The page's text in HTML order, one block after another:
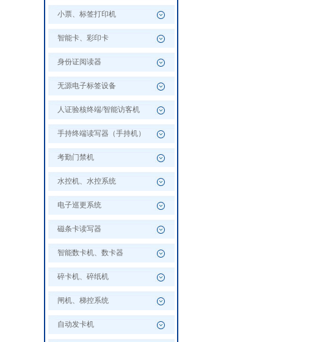
小票、标签打印机
智能卡、彩印卡
身份证阅读器
无源电子标签设备
人证验核终端/智能访客机
手持终端读写器（手持机）
考勤门禁机
水控机、水控系统
电子巡更系统
磁条卡读写器
智能数卡机、数卡器
碎卡机、碎纸机
闸机、梯控系统
自动发卡机